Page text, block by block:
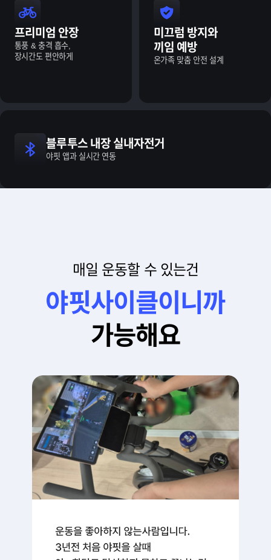
프리미엄 안장
통풍 & 충격 흡수,
장시간도 편안하게
미끄럼 방지와
끼임 예방
온가족 맞춤 안전 설계
블루투스 내장 실내자전거
야핏 앱과 실시간 연동
매일 운동할 수 있는건
야핏사이클이니까
가능해요